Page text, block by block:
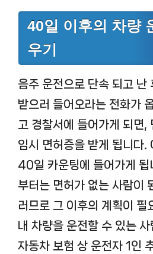
40일 이후의 차량
우기
음주 운전으로 단속 되고 난
받으러 들어오라는 전화가
고 경찰서에 들어가게 되면,
임시 면허증을 받게 됩니다.
40일 카운팅에 들어가게
부터는 면허가 없는 사람이
러므로 그 이후의 계획이 필
내 차량을 운전할 수 있는
자동차 보험 상 운전자 1인